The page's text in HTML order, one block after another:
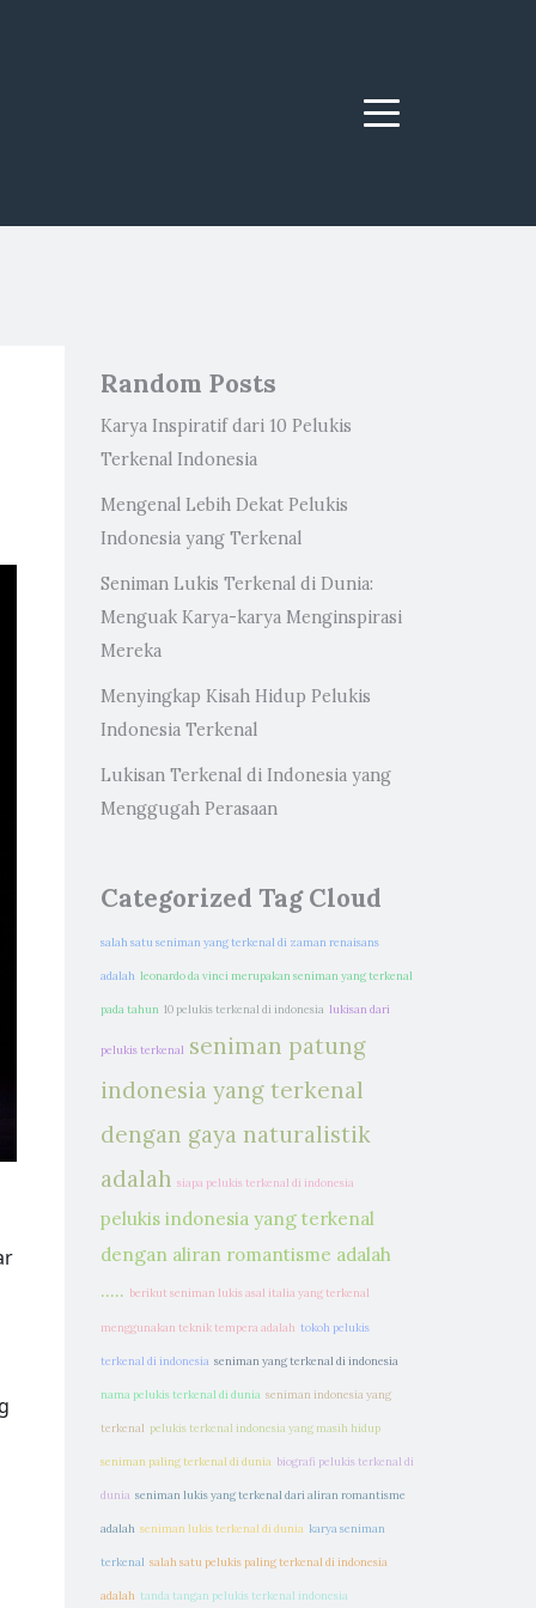
Menu
Random Posts
Karya Inspiratif dari 10 Pelukis
Terkenal Indonesia
Mengenal Lebih Dekat Pelukis
Indonesia yang Terkenal
Seniman Lukis Terkenal di Dunia:
Menguak Karya-karya Menginspirasi
Mereka
Menyingkap Kisah Hidup Pelukis
Indonesia Terkenal
Lukisan Terkenal di Indonesia yang
Menggugah Perasaan
Categorized Tag Cloud
salah satu seniman yang terkenal di zaman renaisans
adalah leonardo da vinci merupakan seniman yang terkenal
pada tahun 10 pelukis terkenal di indonesia lukisan dari
pelukis terkenal seniman patung
indonesia yang terkenal
dengan gaya naturalistik
adalah siapa pelukis terkenal di indonesia
pelukis indonesia yang terkenal
dengan aliran romantisme adalah
..... berikut seniman lukis asal italia yang terkenal
menggunakan teknik tempera adalah tokoh pelukis
terkenal di indonesia seniman yang terkenal di indonesia
nama pelukis terkenal di dunia seniman indonesia yang
terkenal pelukis terkenal indonesia yang masih hidup
seniman paling terkenal di dunia biografi pelukis terkenal di
dunia seniman lukis yang terkenal dari aliran romantisme
adalah seniman lukis terkenal di dunia karya seniman
terkenal salah satu pelukis paling terkenal di indonesia
adalah tanda tangan pelukis terkenal indonesia